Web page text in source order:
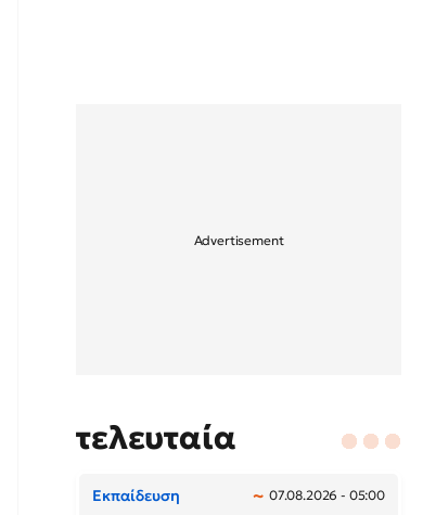
τελευταία
Εκπαίδευση 07.08.2026 - 05:00